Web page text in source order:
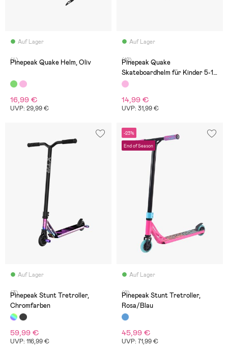
Auf Lager
(4)
Pinepeak Quake Helm, Oliv
16,99 €
UVP: 29,99 €
Auf Lager
(12)
Pinepeak Quake
Skateboardhelm für Kinder 5-12
Jahre, Rosa
14,99 €
UVP: 31,99 €
Auf Lager
(3)
Pinepeak Stunt Tretroller,
Chromfarben
59,99 €
UVP: 116,99 €
-23%
End of Season
Auf Lager
(2)
Pinepeak Stunt Tretroller,
Rosa/Blau
45,99 €
UVP: 71,99 €